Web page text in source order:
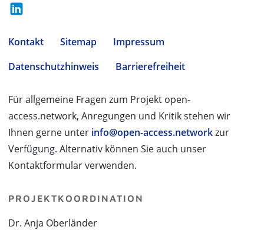
Kontakt Sitemap
Impressum
Datenschutzhinweis
Barrierefreiheit
Für allgemeine Fragen zum Projekt open-
access.network, Anregungen und Kritik stehen wir
Ihnen gerne unter info@open-access.networkzur
Verfügung. Alternativ können Sie auch unser
Kontaktformular verwenden.
PROJEKTKOORDINATION
Dr. Anja Oberländer